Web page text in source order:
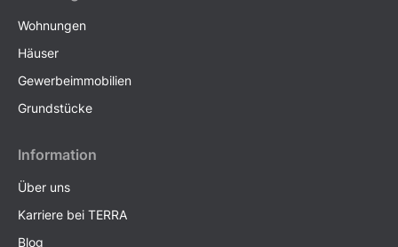
Wohnungen
Häuser
Gewerbeimmobilien
Grundstücke
Information
Über uns
Karriere bei TERRA
Blog